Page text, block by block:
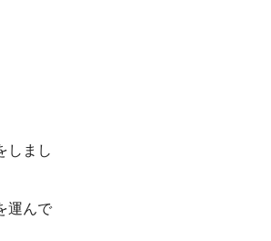
しまし
運んで